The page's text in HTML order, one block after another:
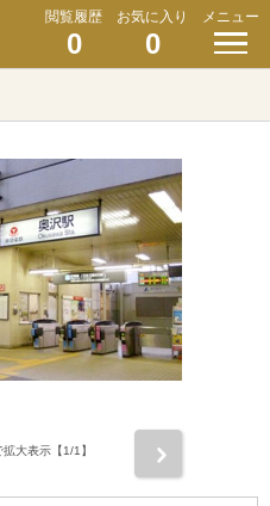
閲覧履歴
0
お気に入り
0
メニュー
拡大表示【1/1】